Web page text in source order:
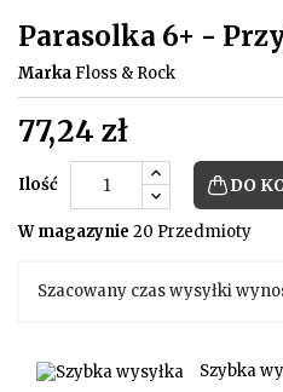
Parasolka 6+ -
Marka Floss & Rock
77,24 zł
Ilość DO
W magazynie 20 Przedmioty
Szacowany czas wysyłki
Szybka